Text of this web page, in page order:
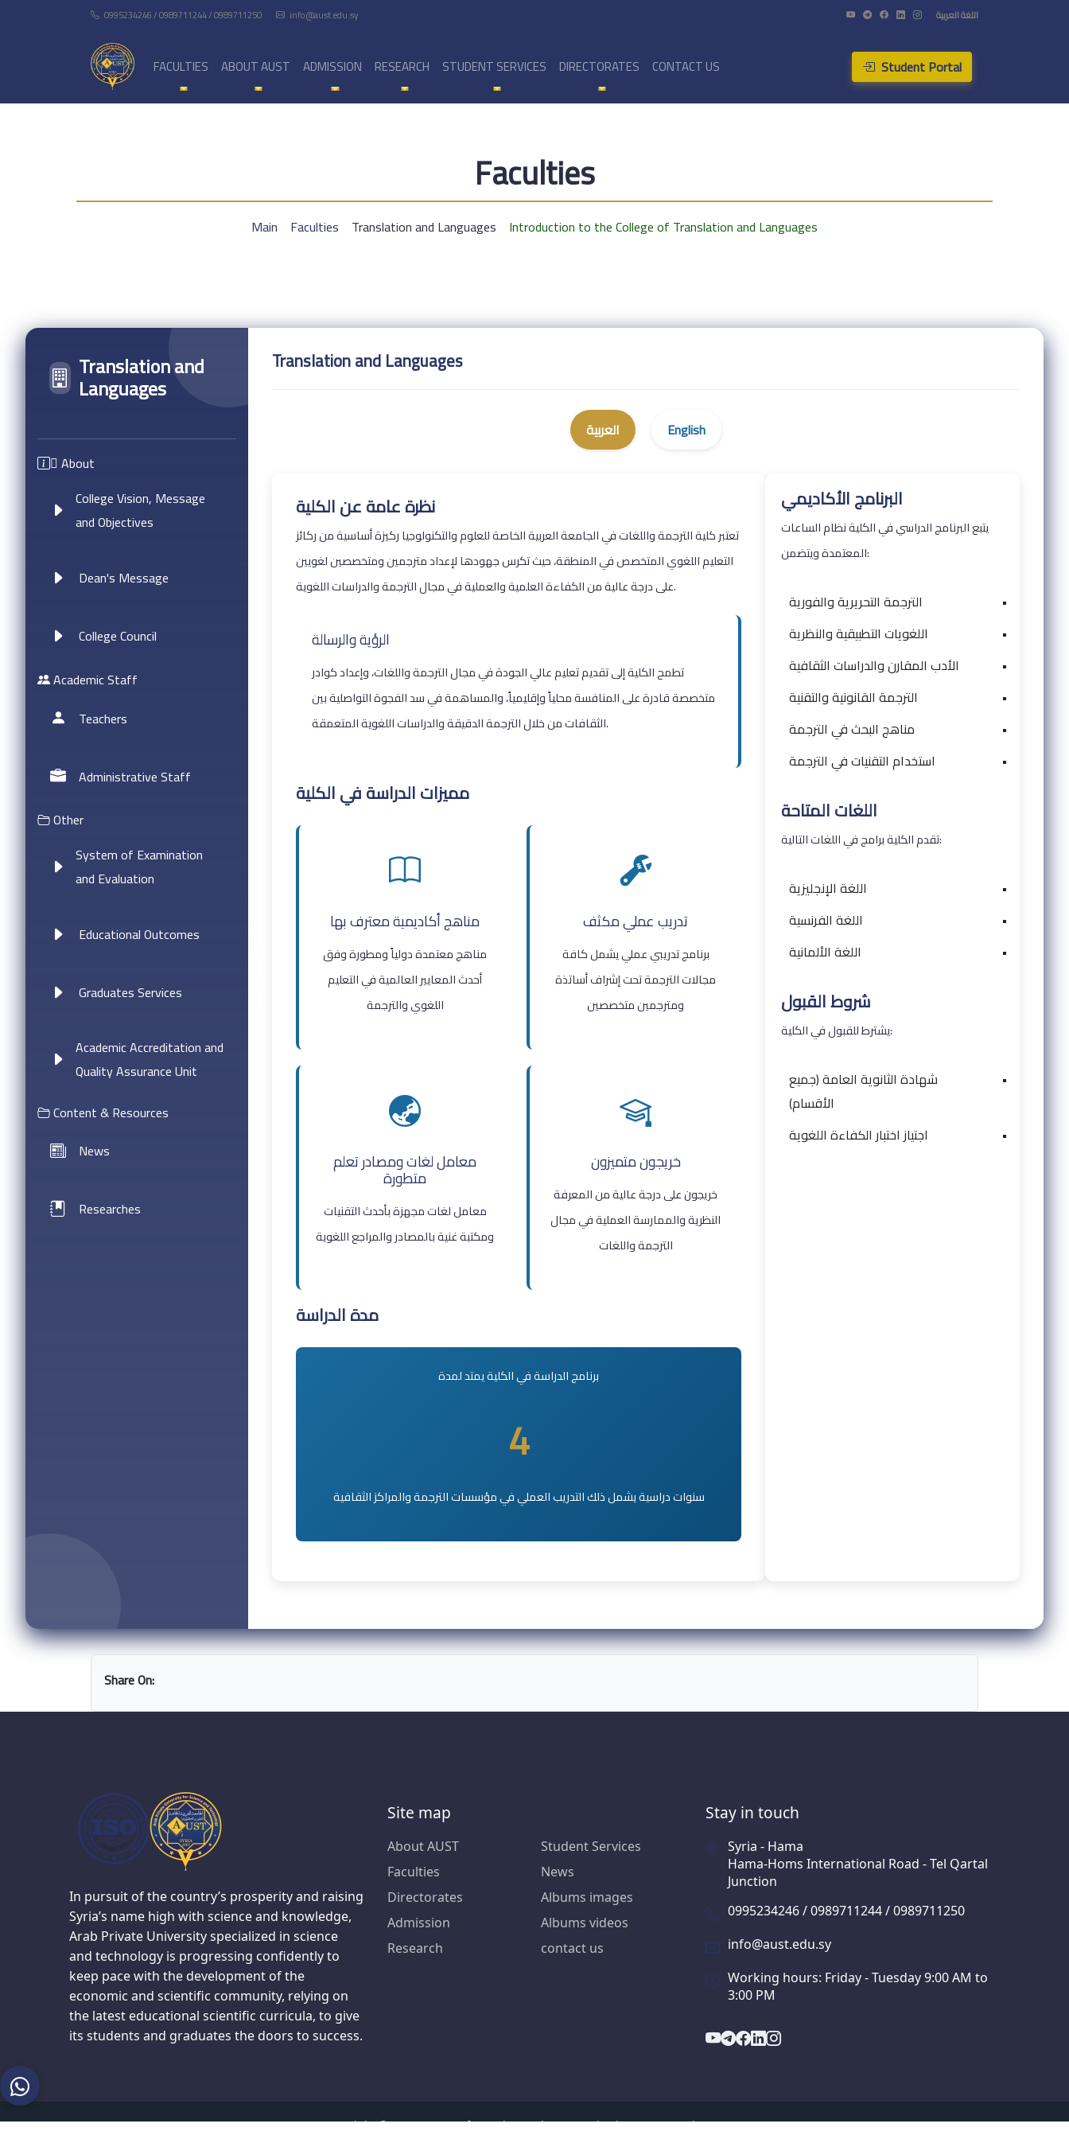
0995234246 / 0989711244 / 0989711250 info@aust.edu.sy اللغة العربية
FACULTIES ABOUT AUST ADMISSION RESEARCH STUDENT SERVICES DIRECTORATES CONTACT US Student Portal
Faculties
Main Faculties Translation and Languages Introduction to the College of Translation and Languages
Translation and
Languages
ِAbout
College Vision, Message
and Objectives
Dean's Message
College Council
Academic Staff
Teachers
Administrative Staff
Other
System of Examination
and Evaluation
Educational Outcomes
Graduates Services
Academic Accreditation and
Quality Assurance Unit
Content & Resources
News
Researches
Translation and Languages
العربية English
نظرة عامة عن الكلية
تعتبر كلية الترجمة واللغات في الجامعة العربية الخاصة للعلوم والتكنولوجيا ركيزة أساسية من ركائز
التعليم اللغوي المتخصص في المنطقة، حيث تكرس جهودها لإعداد مترجمين ومتخصصين لغويين
على درجة عالية من الكفاءة العلمية والعملية في مجال الترجمة والدراسات اللغوية.
الرؤية والرسالة
تطمح الكلية إلى تقديم تعليم عالي الجودة في مجال الترجمة واللغات، وإعداد كوادر
متخصصة قادرة على المنافسة محلياً وإقليمياً، والمساهمة في سد الفجوة التواصلية بين
الثقافات من خلال الترجمة الدقيقة والدراسات اللغوية المتعمقة.
مميزات الدراسة في الكلية
مناهج أكاديمية معترف بها
مناهج معتمدة دولياً ومطورة وفق
أحدث المعايير العالمية في التعليم
اللغوي والترجمة
تدريب عملي مكثف
برنامج تدريبي عملي يشمل كافة
مجالات الترجمة تحت إشراف أساتذة
ومترجمين متخصصين
معامل لغات ومصادر تعلم
متطورة
معامل لغات مجهزة بأحدث التقنيات
ومكتبة غنية بالمصادر والمراجع اللغوية
خريجون متميزون
خريجون على درجة عالية من المعرفة
النظرية والممارسة العملية في مجال
الترجمة واللغات
مدة الدراسة
برنامج الدراسة في الكلية يمتد لمدة
4
سنوات دراسية يشمل ذلك التدريب العملي في مؤسسات الترجمة والمراكز الثقافية
البرنامج الأكاديمي
يتبع البرنامج الدراسي في الكلية نظام الساعات
المعتمدة ويتضمن:
•
الترجمة التحريرية والفورية
•
اللغويات التطبيقية والنظرية
•
الأدب المقارن والدراسات الثقافية
•
الترجمة القانونية والتقنية
•
مناهج البحث في الترجمة
•
استخدام التقنيات في الترجمة
اللغات المتاحة
تقدم الكلية برامج في اللغات التالية:
•
اللغة الإنجليزية
•
اللغة الفرنسية
•
اللغة الألمانية
شروط القبول
يشترط للقبول في الكلية:
•
شهادة الثانوية العامة (جميع
الأقسام)
•
اجتياز اختبار الكفاءة اللغوية
Share On:
In pursuit of the country’s prosperity and raising
Syria’s name high with science and knowledge,
Arab Private University specialized in science
and technology is progressing confidently to
keep pace with the development of the
economic and scientific community, relying on
the latest educational scientific curricula, to give
its students and graduates the doors to success.
Site map
About AUST
Faculties
Directorates
Admission
Research
Student Services
News
Albums images
Albums videos
contact us
Stay in touch
Syria - Hama
Hama-Homs International Road - Tel Qartal
Junction
0995234246 / 0989711244 / 0989711250
info@aust.edu.sy
Working hours: Friday - Tuesday 9:00 AM to
3:00 PM
Copyright © AUST 2026, Information and Communication Systems Directorate.